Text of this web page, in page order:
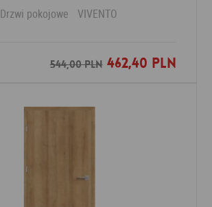
Drzwi pokojowe VIVENTO
544,00 PLN462,40 PLN
Dodaj do ulubionych